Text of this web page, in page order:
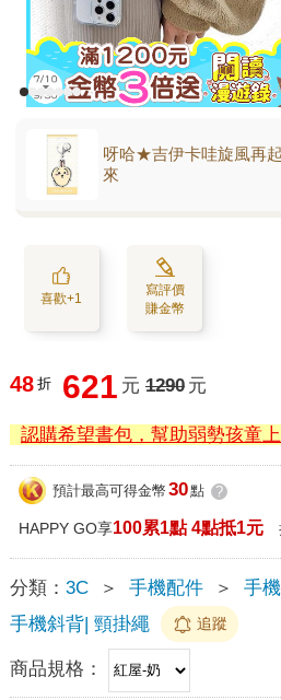
呀哈★吉伊卡哇旋風再
來
喜歡+1
寫評價
賺金幣
48 折 621 元 1290 元
認購希望書包，幫助弱勢孩童上
預計最高可得金幣 30點 ?
HAPPY GO享100累1點 4點抵1元
分類： 3C ＞ 手機配件 ＞ 手
手機斜背| 頸掛繩
追蹤
商品規格：